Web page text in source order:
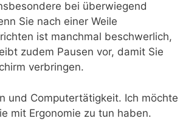
bei überwiegend
Sie nach einer Weile
ist manchmal beschwerlich,
zudem Pausen vor, damit Sie
verbringen.
und Computertätigkeit. Ich möchte
mit Ergonomie zu tun haben.